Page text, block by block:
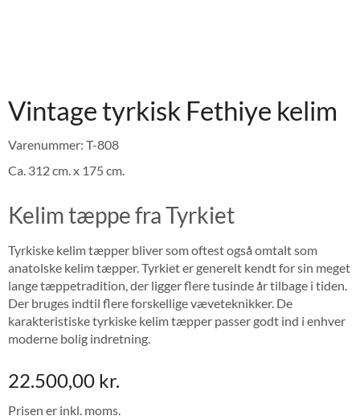
Vintage tyrkisk Fethiye kelim
Varenummer: T-808
Ca. 312 cm. x 175 cm.
Kelim tæppe fra Tyrkiet
Tyrkiske kelim tæpper bliver som oftest også omtalt som
anatolske kelim tæpper. Tyrkiet er generelt kendt for sin meget
lange tæppetradition, der ligger flere tusinde år tilbage i tiden.
Der bruges indtil flere forskellige væveteknikker. De
karakteristiske tyrkiske kelim tæpper passer godt ind i enhver
moderne bolig indretning.
22.500,00 kr.
Prisen er inkl. moms.